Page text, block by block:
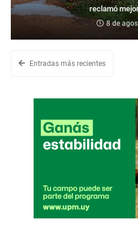
reclamó
8 de
Entradas más recientes